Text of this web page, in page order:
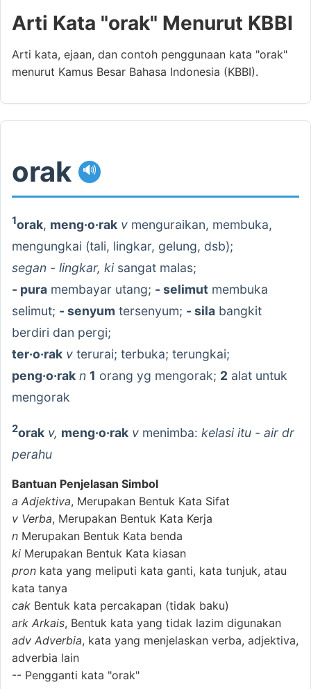
Arti Kata "orak" Menurut KBBI
Arti kata, ejaan, dan contoh penggunaan kata "orak"
menurut Kamus Besar Bahasa Indonesia (KBBI).
orak 🔊
1orak, meng·o·rak v menguraikan, membuka,
mengungkai (tali, lingkar, gelung, dsb);
segan - lingkar, kisangat malas;
- pura membayar utang; - selimut membuka
selimut; - senyum tersenyum; - sila bangkit
berdiri dan pergi;
ter·o·rak v terurai; terbuka; terungkai;
peng·o·rak n 1 orang yg mengorak; 2 alat untuk
mengorak
2orak v, meng·o·rak v menimba: kelasi itu - air dr
perahu
Bantuan Penjelasan Simbol
a Adjektiva, Merupakan Bentuk Kata Sifat
v Verba, Merupakan Bentuk Kata Kerja
n Merupakan Bentuk Kata benda
ki Merupakan Bentuk Kata kiasan
pron kata yang meliputi kata ganti, kata tunjuk, atau
kata tanya
cak Bentuk kata percakapan (tidak baku)
ark Arkais, Bentuk kata yang tidak lazim digunakan
adv Adverbia, kata yang menjelaskan verba, adjektiva,
adverbia lain
-- Pengganti kata "orak"